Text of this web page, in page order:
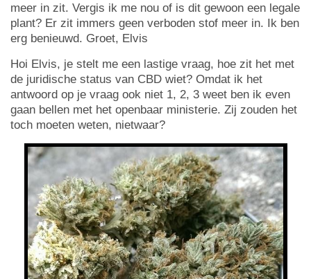
meer in zit. Vergis ik me nou of is dit gewoon een legale
plant? Er zit immers geen verboden stof meer in. Ik ben
erg benieuwd. Groet, Elvis
Hoi Elvis, je stelt me een lastige vraag, hoe zit het met
de juridische status van CBD wiet? Omdat ik het
antwoord op je vraag ook niet 1, 2, 3 weet ben ik even
gaan bellen met het openbaar ministerie. Zij zouden het
toch moeten weten, nietwaar?